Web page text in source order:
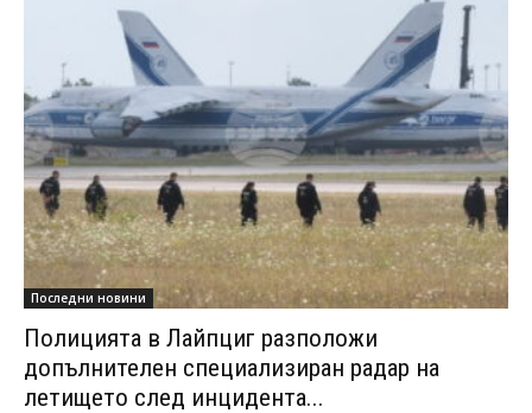
Последни новини
Полицията в Лайпциг разположи
допълнителен специализиран радар на
летището след инцидента...